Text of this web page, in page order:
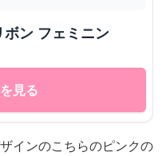
ボン フェミニン
見る
インのこちらのピンクの